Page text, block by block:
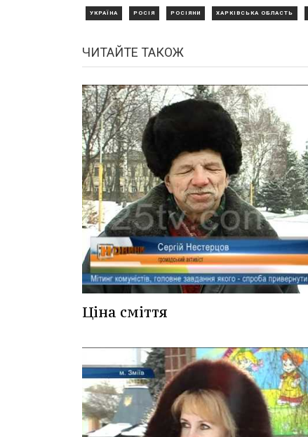
УКРАЇНА РОСІЯ РОСІЯНИ ХАРКІВСЬКА ОБЛАСТЬ
ЧИТАЙТЕ ТАКОЖ
Ціна сміття